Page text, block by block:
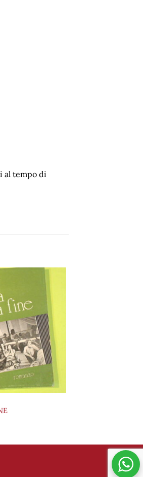
al tempo di
alla lista
dei
desideri